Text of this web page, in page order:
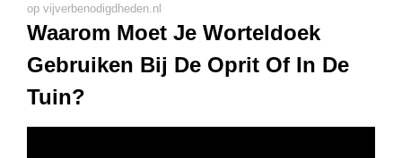
op vijverbenodigdheden.nl
Waarom Moet Je Worteldoek
Gebruiken Bij De Oprit Of In De
Tuin?